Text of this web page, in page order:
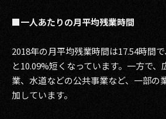
■一人あたりの月平均残業時間
2018年の月平均残業時間は17.54時間
と10.09%短くなっています。一方で
業、水道などの公共事業など、一部の
加しています。